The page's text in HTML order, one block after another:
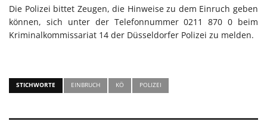
Die Polizei bittet Zeugen, die Hinweise zu dem Einruch geben
können, sich unter der Telefonnummer 0211 870 0 beim
Kriminalkommissariat 14 der Düsseldorfer Polizei zu melden.
STICHWORTE EINBRUCH KÖ POLIZEI